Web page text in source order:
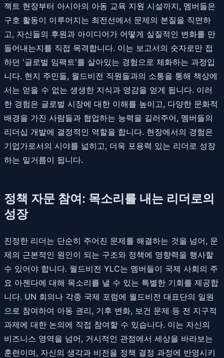
젝트 현장부터 아시아의 아동 교육 지원 시설까지, 멤버들은
구호 활동이 이루어지는 최전선에서 문제의 본질을 직면하
고, 자신들의 후원과 아이디어가 어떻게 실질적인 변화를 만
들어내는지를 직접 목격합니다. 이는 보고서의 숫자로만 접
하던 '글로벌 임팩트'를 살아있는 경험으로 체화하는 과정입
니다. 현지 주민들, 월드비전 직원들과의 소통을 통해 책상에
서는 얻을 수 없는 생생한 지식과 영감을 얻게 됩니다. 이러
한 경험은 글로벌 시장에 대한 이해를 높이고, 다양한 문화적
배경을 가진 사람들과 협업하는 능력을 길러주어, 멤버들의
리더십 개발에 결정적인 역할을 합니다. 현장에서의 경험은
기업가로서의 시야를 넓히고, 더욱 포용력 있는 리더로 성장
하는 밑거름이 됩니다.
정책 자문 참여: 목소리를 내는 리더로의
성장
진정한 리더는 단순히 주어진 문제를 해결하는 것을 넘어, 문
제의 근본적인 원인이 되는 구조와 정책에 영향력을 행사할
수 있어야 합니다. 월드비전 YLC는 멤버들이 국제 사회의 주
요 아젠다에 대해 목소리를 낼 수 있는 특별한 기회를 제공합
니다. UN 회의나 각종 국제 포럼에 월드비전 대표단의 일원
으로 참여하여 아동 권리, 기후 변화, 보건 문제 등 전 지구적
과제에 대한 논의에 직접 참여할 수 있습니다. 이는 자신의
비즈니스 영역을 넘어, 거시적인 관점에서 세상을 바라보는
훈련이며, 자신의 생각과 비전을 정책 결정 과정에 반영시키